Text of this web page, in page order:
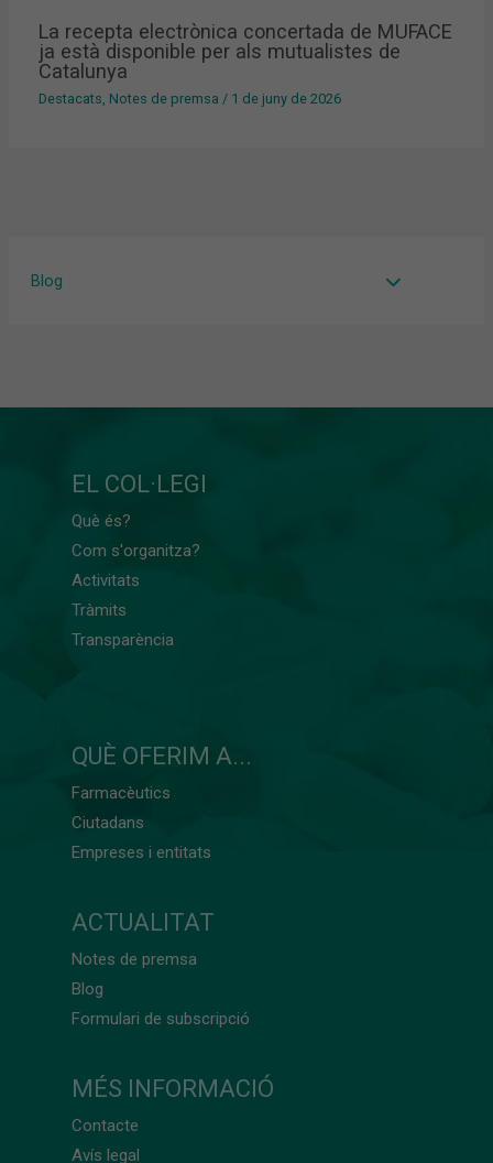
Blog
La recepta electrònica concertada de MUFACE
ja està disponible per als mutualistes de
Catalunya
Destacats Notes de premsa / 1 de juny de 2026
EL COL·LEGI
Què és?
Com s'organitza?
Activitats
Tràmits
Transparència
QUÈ OFERIM A...
Farmacèutics
Ciutadans
Empreses i entitats
ACTUALITAT
Notes de premsa
Blog
Formulari de subscripció
MÉS INFORMACIÓ
Contacte
Avís legal